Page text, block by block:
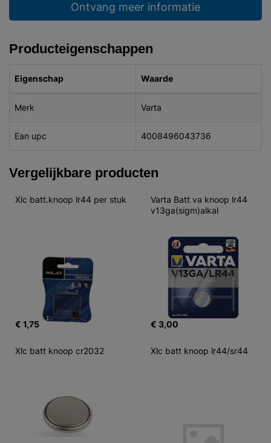
Ontvang meer informatie
Producteigenschappen
Eigenschap Waarde
Merk Varta
Ean upc 4008496043736
Vergelijkbare producten
Xlc batt.knoop lr44 per stuk
€ 1,75
Varta Batt va knoop lr44
v13ga(sigm)alkal
€ 3,00
Xlc batt knoop cr2032 Xlc batt knoop lr44/sr44